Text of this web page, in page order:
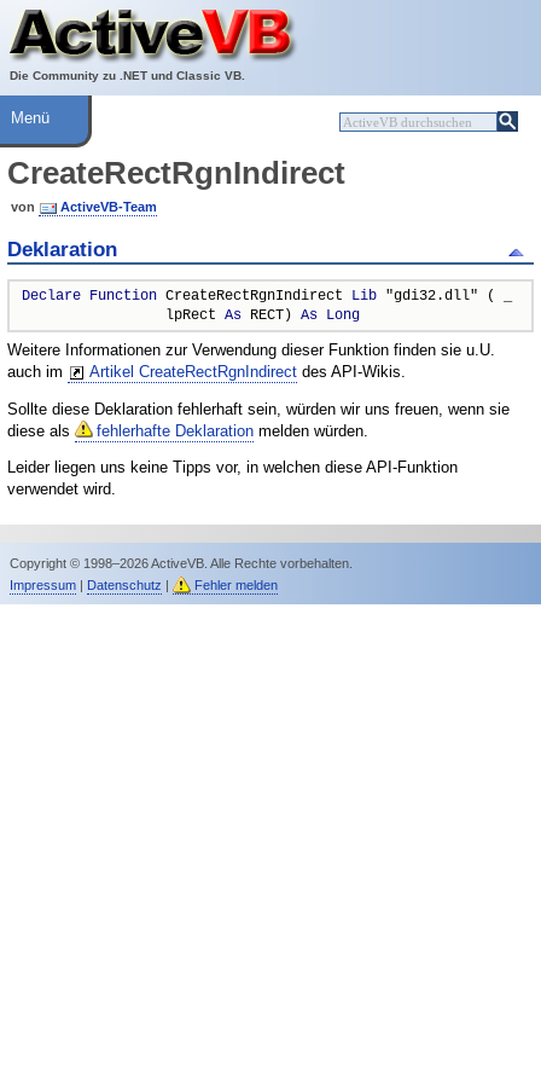
Die Community zu .NET und Classic VB.
Über ActiveVB
Hilfe
Menü
CreateRectRgnIndirect
von ActiveVB-Team
Deklaration
Declare Function CreateRectRgnIndirect Lib "gdi32.dll" ( _
                 lpRect
As RECT) As Long
Weitere Informationen zur Verwendung dieser Funktion finden sie u.U.
auch im
Artikel CreateRectRgnIndirect des API-Wikis.
Sollte diese Deklaration fehlerhaft sein, würden wir uns freuen, wenn sie
diese als
fehlerhafte Deklaration melden würden.
Leider liegen uns keine Tipps vor, in welchen diese API-Funktion
verwendet wird.
Copyright © 1998–2026 ActiveVB. Alle Rechte vorbehalten.
Impressum| Datenschutz | Fehler melden